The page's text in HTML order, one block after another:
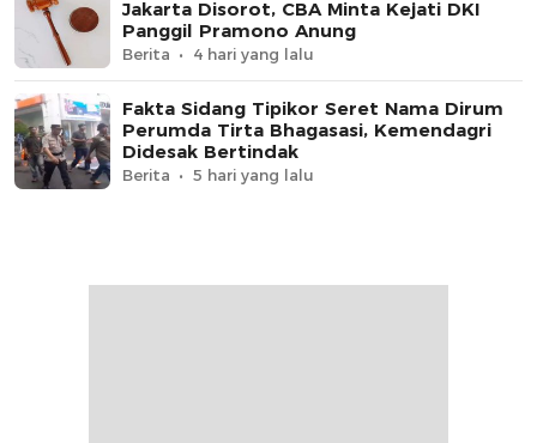
Jakarta Disorot, CBA Minta Kejati DKI
Panggil Pramono Anung
Berita 4 hari yang lalu
Fakta Sidang Tipikor Seret Nama Dirum
Perumda Tirta Bhagasasi, Kemendagri
Didesak Bertindak
Berita 5 hari yang lalu